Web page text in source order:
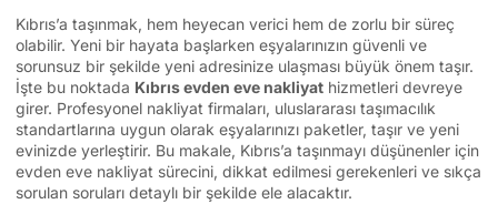
Kıbrıs’a taşınmak, hem heyecan verici hem de zorlu bir süreç
olabilir. Yeni bir hayata başlarken eşyalarınızın güvenli ve
sorunsuz bir şekilde yeni adresinize ulaşması büyük önem taşır.
İşte bu noktada Kıbrıs evden eve nakliyat hizmetleri devreye
girer. Profesyonel nakliyat firmaları, uluslararası taşımacılık
standartlarına uygun olarak eşyalarınızı paketler, taşır ve yeni
evinizde yerleştirir. Bu makale, Kıbrıs’a taşınmayı düşünenler için
evden eve nakliyat sürecini, dikkat edilmesi gerekenleri ve sıkça
sorulan soruları detaylı bir şekilde ele alacaktır.